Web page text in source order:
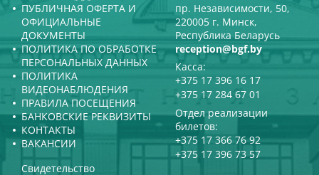
ПУБЛИЧНАЯ ОФЕРТА И
ОФИЦИАЛЬНЫЕ
ДОКУМЕНТЫ
ПОЛИТИКА ПО ОБРАБОТКЕ
ПЕРСОНАЛЬНЫХ ДАННЫХ
ПОЛИТИКА
ВИДЕОНАБЛЮДЕНИЯ
ПРАВИЛА ПОСЕЩЕНИЯ
БАНКОВСКИЕ РЕКВИЗИТЫ
КОНТАКТЫ
ВАКАНСИИ
пр. Независимости, 50,
220005 г. Минск,
Республика Беларусь
reception@bgf.by
Касса:
+375 17 396 16 17
+375 17 284 67 01
Отдел реализации
билетов:
+375 17 366 76 92
+375 17 396 73 57
Свидетельство